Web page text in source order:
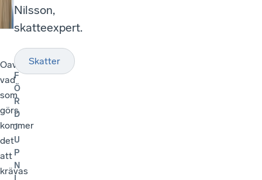
Nilsson,
skatteexpert.
Oavsett
vad
som
görs
kommer
det
att
krävas
Skatter
F
Ö
R
D
J
U
P
N